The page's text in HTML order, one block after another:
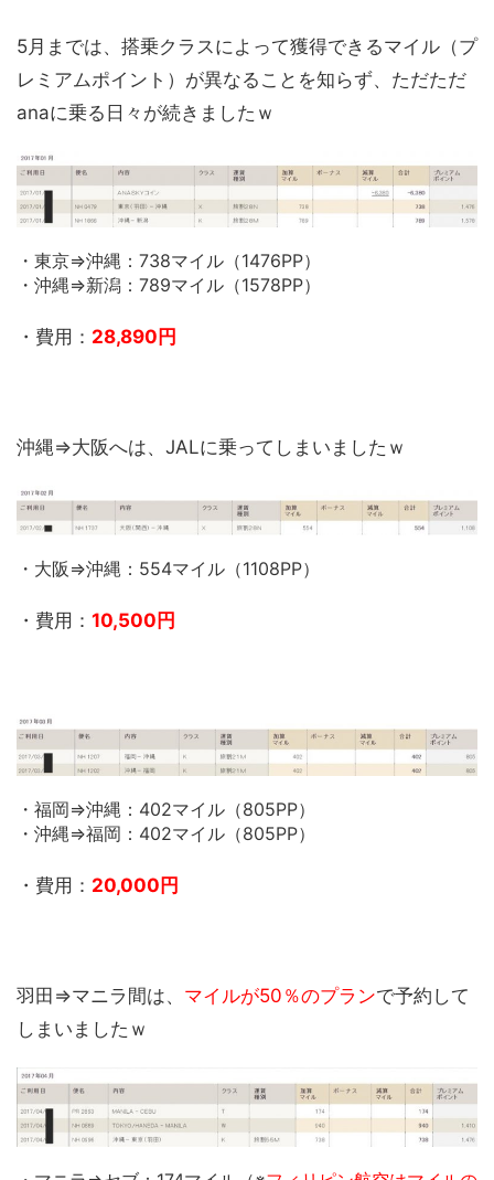
5月までは、搭乗クラスによって獲得できるマイル（プ
レミアムポイント）が異なることを知らず、ただただ
anaに乗る日々が続きましたｗ
・東京⇒沖縄：738マイル（1476PP）
・沖縄⇒新潟：789マイル（1578PP）
・費用： 28,890円
沖縄⇒大阪へは、JALに乗ってしまいましたｗ
・大阪⇒沖縄：554マイル（1108PP）
・費用： 10,500円
・福岡⇒沖縄：402マイル（805PP）
・沖縄⇒福岡：402マイル（805PP）
・費用： 20,000円
羽田⇒マニラ間は、 マイルが50％のプランで予約して
しまいましたｗ